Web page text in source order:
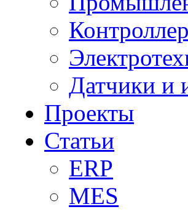
Датчики и
Проекты
Статьи
ERP
MES